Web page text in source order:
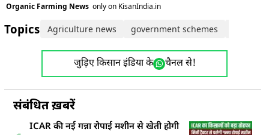
Organic Farming News only on KisanIndia.in
Topics: Agriculture news government schemes
जुड़िए किसान इंडिया के चैनल से!
संबंधित ख़बरें
ICAR की नई गन्ना रोपाई मशीन से खेती होगी